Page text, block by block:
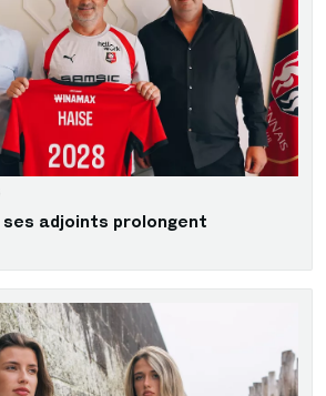
adjoints prolongent